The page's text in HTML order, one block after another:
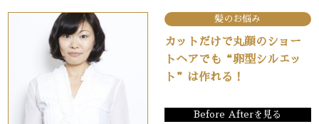
髪のお悩み
カットだけで丸顔のショー
トヘアでも“卵型シルエッ
ト”は作れる！
Before Afterを見る